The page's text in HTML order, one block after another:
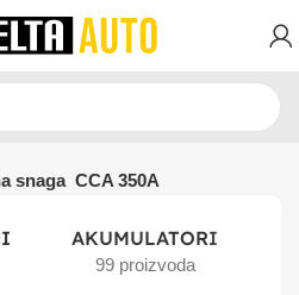
snaga CCA 350A
AKUMULATORI
99 proizvoda